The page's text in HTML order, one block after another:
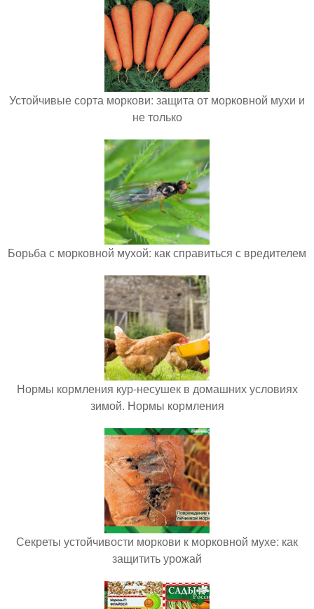
Устойчивые сорта моркови: защита от морковной мухи и
не только
Борьба с морковной мухой: как справиться с вредителем
Нормы кормления кур-несушек в домашних условиях
зимой. Нормы кормления
Секреты устойчивости моркови к морковной мухе: как
защитить урожай